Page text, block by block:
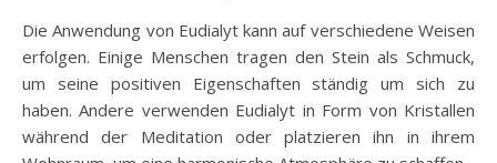
Die Anwendung von Eudialyt kann auf verschiedene Weisen
erfolgen. Einige Menschen tragen den Stein als Schmuck,
um seine positiven Eigenschaften ständig um sich zu
haben. Andere verwenden Eudialyt in Form von Kristallen
während der Meditation oder platzieren ihn in ihrem